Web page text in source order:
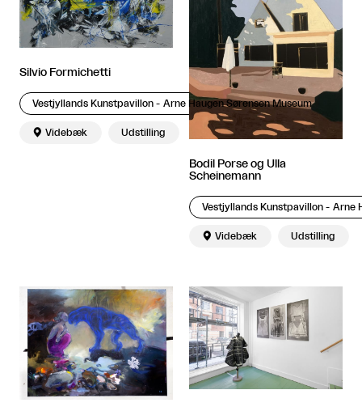
Silvio Formichetti
Vestjyllands Kunstpavillon - Arne Haugen Sørensen Museum
 Videbæk Udstilling
Bodil Porse og Ulla
Scheinemann
Vestjyllands Kunstpavillon - Arne
 Videbæk Udstilling